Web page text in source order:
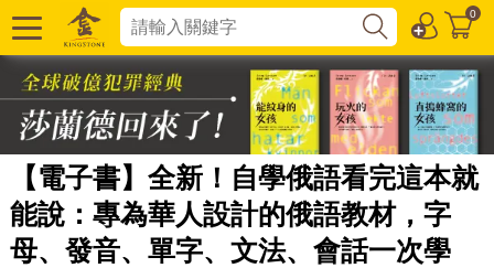
0
【電子書】全新！自學俄語看完這本就
能說：專為華人設計的俄語教材，字
母、發音、單字、文法、會話一次學